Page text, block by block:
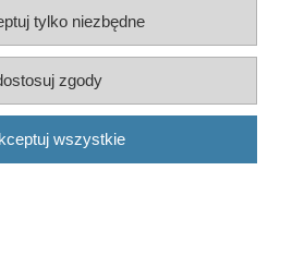
0025450505
tylko niezbędne
zgody
wszystkie